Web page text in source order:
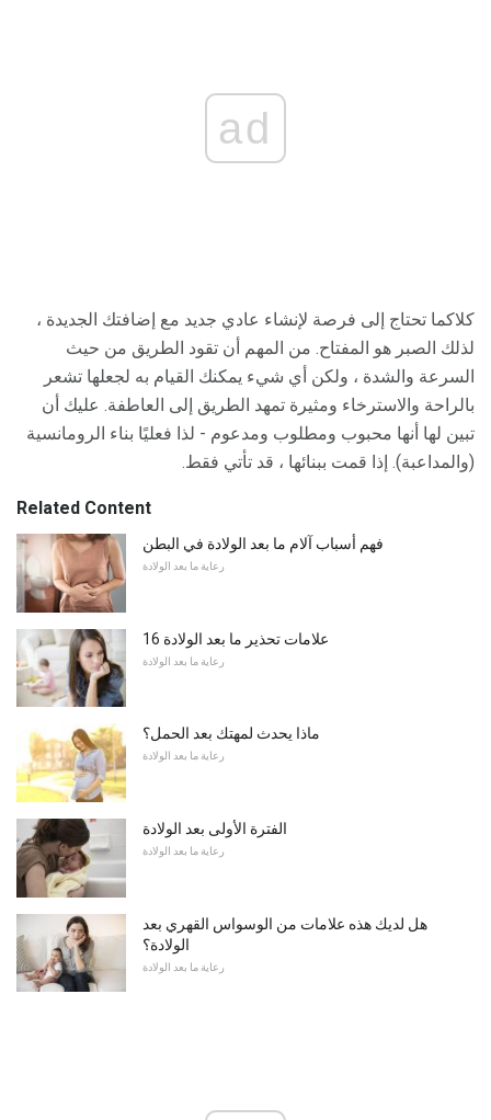
ad
كلاكما تحتاج إلى فرصة لإنشاء عادي جديد مع إضافتك الجديدة ،
لذلك الصبر هو المفتاح. من المهم أن تقود الطريق من حيث
السرعة والشدة ، ولكن أي شيء يمكنك القيام به لجعلها تشعر
بالراحة والاسترخاء ومثيرة تمهد الطريق إلى العاطفة. عليك أن
تبين لها أنها محبوب ومطلوب ومدعوم - لذا فعليًا بناء الرومانسية
(والمداعبة). إذا قمت ببنائها ، قد تأتي فقط.
Related Content
فهم أسباب آلام ما بعد الولادة في البطن
رعاية ما بعد الولادة
16 علامات تحذير ما بعد الولادة
رعاية ما بعد الولادة
ماذا يحدث لمهتك بعد الحمل؟
رعاية ما بعد الولادة
الفترة الأولى بعد الولادة
رعاية ما بعد الولادة
هل لديك هذه علامات من الوسواس القهري بعد
الولادة؟
رعاية ما بعد الولادة